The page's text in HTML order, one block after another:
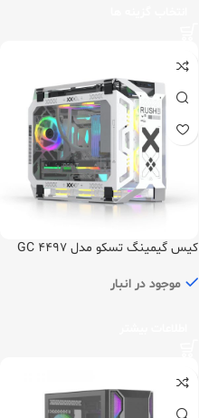
کیس گیمینگ تسکو مدل GC 4497
موجود در انبار